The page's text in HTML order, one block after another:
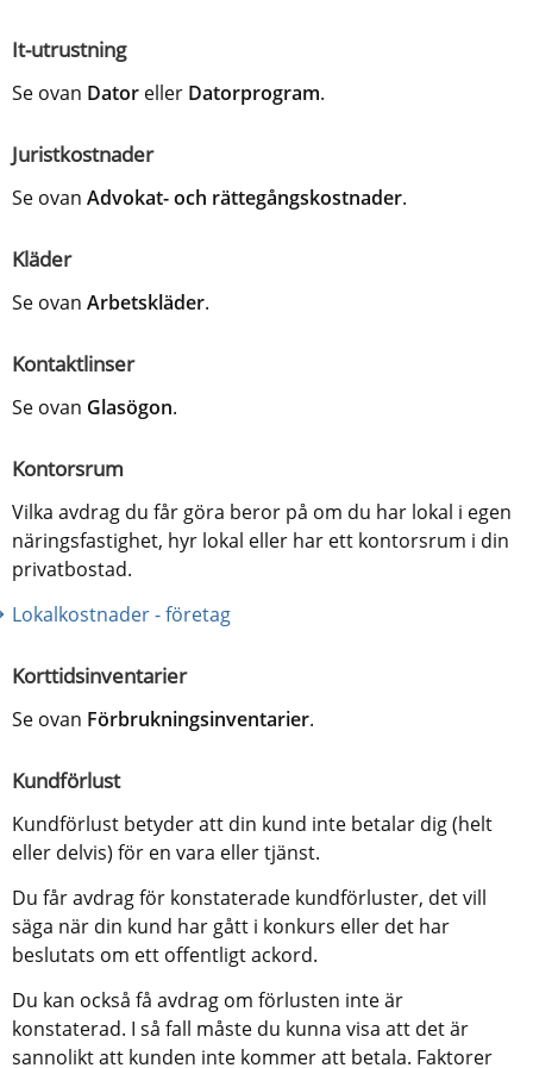
It-utrustning
Se ovan Dator eller Datorprogram.
Juristkostnader
Se ovan Advokat- och rättegångskostnader.
Kläder
Se ovan Arbetskläder.
Kontaktlinser
Se ovan Glasögon.
Kontorsrum
Vilka avdrag du får göra beror på om du har lokal i egen
näringsfastighet, hyr lokal eller har ett kontorsrum i din
privatbostad.
Lokalkostnader - företag
Korttidsinventarier
Se ovan Förbrukningsinventarier.
Kundförlust
Kundförlust betyder att din kund inte betalar dig (helt
eller delvis) för en vara eller tjänst.
Du får avdrag för konstaterade kundförluster, det vill
säga när din kund har gått i konkurs eller det har
beslutats om ett offentligt ackord.
Du kan också få avdrag om förlusten inte är
konstaterad. I så fall måste du kunna visa att det är
sannolikt att kunden inte kommer att betala. Faktorer